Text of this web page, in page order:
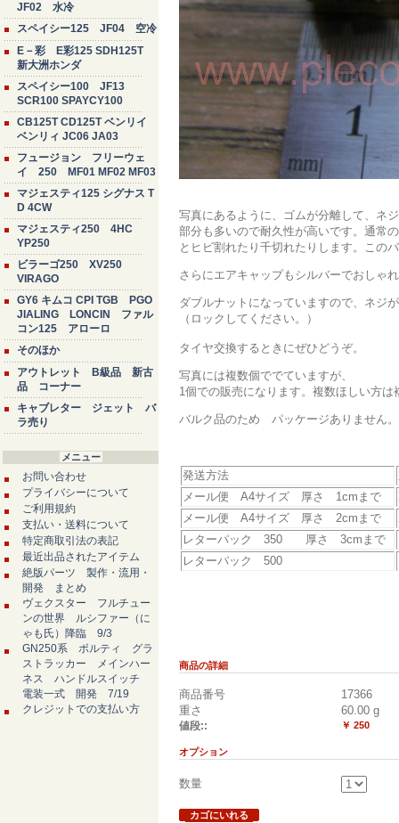
JF02 水冷
スペイシー125 JF04 空冷
E－彩 E彩125 SDH125T
新大洲ホンダ
スペイシー100 JF13
SCR100 SPAYCY100
CB125T CD125T ベンリイ
ベンリィ JC06 JA03
フュージョン フリーウェ
イ 250 MF01 MF02 MF03
マジェスティ125 シグナス T
D 4CW
マジェスティ250 4HC
YP250
ビラーゴ250 XV250
VIRAGO
GY6 キムコ CPI TGB PGO
JIALING LONCIN ファル
コン125 アローロ
そのほか
アウトレット B級品 新古
品 コーナー
キャブレター ジェット バ
ラ売り
メニュー
お問い合わせ
プライバシーについて
ご利用規約
支払い・送料について
特定商取引法の表記
最近出品されたアイテム
絶版パーツ 製作・流用・
開発 まとめ
ヴェクスター フルチュー
ンの世界 ルシファー（に
ゃも氏）降臨 9/3
GN250系 ボルティ グラ
ストラッカー メインハー
ネス ハンドルスイッチ
電装一式 開発 7/19
クレジットでの支払い方
写真にあるように、ゴムが分離して、ネ
部分も多いので耐久性が高いです。通常
とヒビ割れたり千切れたりします。この
さらにエアキャップもシルバーでおしゃ
ダブルナットになっていますので、ネジ
（ロックしてください。）
タイヤ交換するときにぜひどうぞ。
写真には複数個ででていますが、
1個での販売になります。複数ほしい方
バルク品のため パッケージありません。
発送方法
メール便 A4サイズ 厚さ 1cmまで
メール便 A4サイズ 厚さ 2cmまで
レターパック 350 厚さ 3cmまで
レターパック 500
商品の詳細
商品番号
17366
重さ
60.00 g
値段:: ￥ 250
オプション
数量
カゴにいれる